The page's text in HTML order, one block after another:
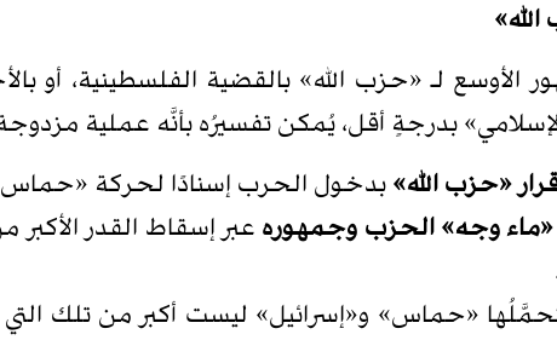
الأوسع لـ «حزب الله» بالقضية الفلسطينية، أو
بدرجةٍ أقل، يُمكن تفسيرُه بأنَّه عملية
«حزب الله»بدخول الحرب إسنادًا لحركة
«ماء وجه» الحزب وجمهوره عبر إسقاط القدر
«حماس» و«إسرائيل» ليست أكبر من تلك